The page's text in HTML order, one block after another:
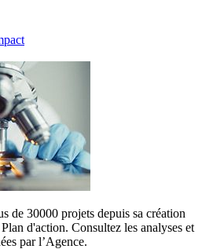
de 30000 projets depuis sa création
d'action. Consultez les analyses et
par l’Agence.